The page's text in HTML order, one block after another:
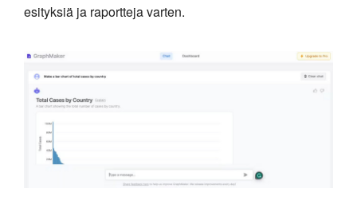
esityksiä ja raportteja varten.